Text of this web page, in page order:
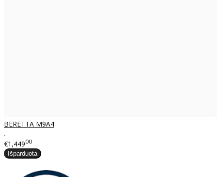
BERETTA M9A4
..
€1,44900